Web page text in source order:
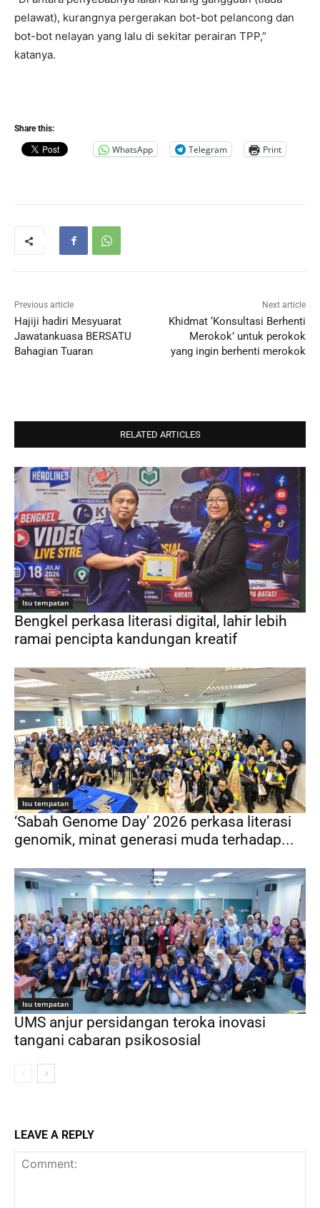
pelawat), kurangnya pergerakan bot-bot pelancong dan
bot-bot nelayan yang lalu di sekitar perairan TPP,”
katanya.
Share this:
WhatsApp Telegram Print
Previous article
Hajiji hadiri Mesyuarat
Jawatankuasa BERSATU
Bahagian Tuaran
Next article
Khidmat ‘Konsultasi Berhenti
Merokok’ untuk perokok
yang ingin berhenti merokok
RELATED ARTICLES
Isu tempatan
Bengkel perkasa literasi digital, lahir lebih
ramai pencipta kandungan kreatif
Isu tempatan
‘Sabah Genome Day’ 2026 perkasa literasi
genomik, minat generasi muda terhadap...
Isu tempatan
UMS anjur persidangan teroka inovasi
tangani cabaran psikososial
LEAVE A REPLY